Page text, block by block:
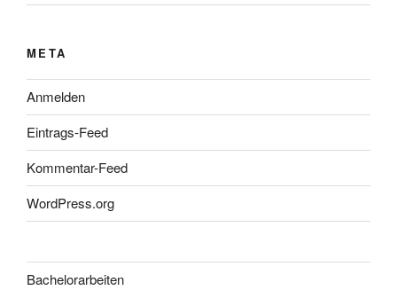
META
Anmelden
Eintrags-Feed
Kommentar-Feed
WordPress.org
Bachelorarbeiten